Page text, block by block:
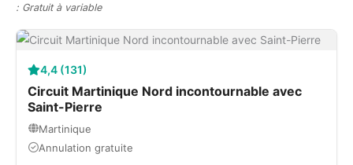
: Gratuit à variable
4,4 (131)
Circuit Martinique Nord incontournable avec
Saint-Pierre
Martinique
Annulation gratuite